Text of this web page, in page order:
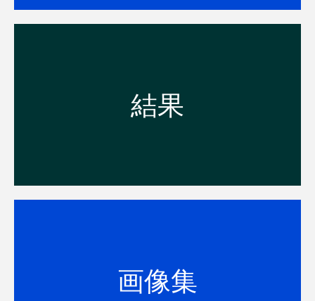
結果
Swim results.
画像集
とヘブンビーチのイベント写真をご覧
ください。